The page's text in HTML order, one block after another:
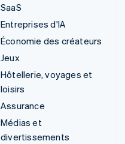
SaaS
Entreprises d'IA
Économie des créateurs
Jeux
Hôtellerie, voyages et
loisirs
Assurance
Médias et
divertissements